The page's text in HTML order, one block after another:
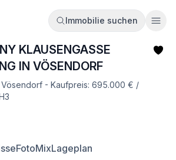
Immobilie suchen
KLAUSENGASSE
IN VÖSENDORF
Vösendorf - Kaufpreis: 695.000 € /
FotoMixLageplan